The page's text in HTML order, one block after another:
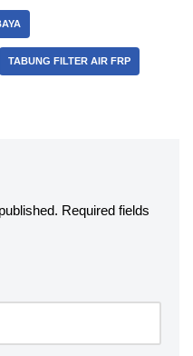
TABUNG FILTER AIR FRP
Required fields